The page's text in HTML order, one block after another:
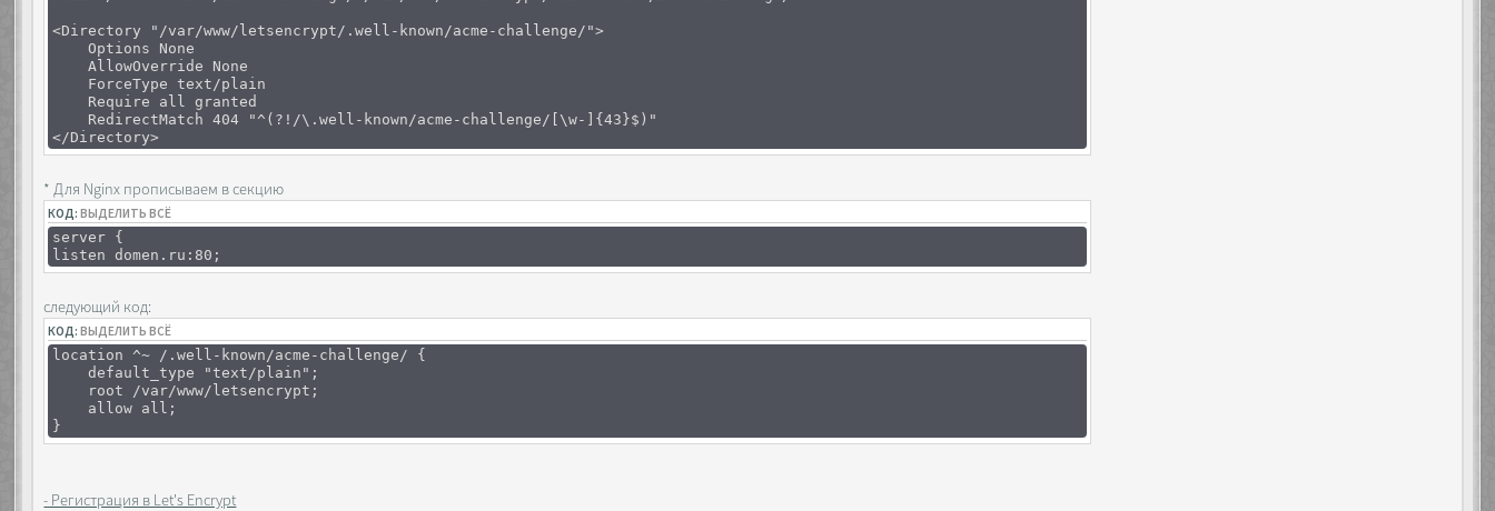
<Directory "/var/www/letsencrypt/.well-known/acme-challenge/">
Options None
AllowOverride None
ForceType text/plain
Require all granted
RedirectMatch 404 "^(?!/\.well-known/acme-challenge/[\w-]{43}$)"
</Directory>
* Для Nginx прописываем в секцию
КОД:ВЫДЕЛИТЬ ВСЁ
server {
listen domen.ru:80;
следующий код:
КОД:ВЫДЕЛИТЬ ВСЁ
location ^~ /.well-known/acme-challenge/ {
default_type "text/plain";
root /var/www/letsencrypt;
allow all;
}
- Регистрация в Let's Encrypt